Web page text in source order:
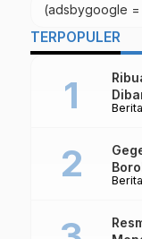
(adsbygoogle
TERPOPULER
Alat